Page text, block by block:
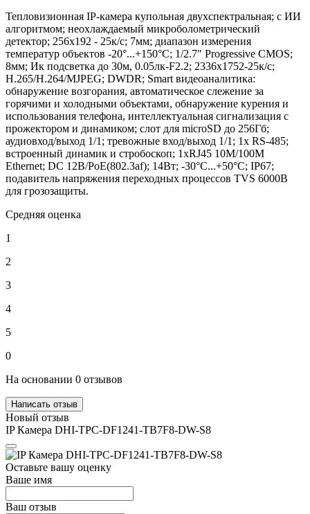
Тепловизионная IP-камера купольная двухспектральная; с ИИ
алгоритмом; неохлаждаемый микроболометрический
детектор; 256х192 - 25к/с; 7мм; диапазон измерения
температур объектов -20°...+150°C; 1/2.7" Progressive CMOS;
8мм; Ик подсветка до 30м, 0.05лк-F2.2; 2336х1752-25к/с;
H.265/H.264/MJPEG; DWDR; Smart видеоаналитика:
обнаружение возгорания, автоматическое слежение за
горячими и холодными объектами, обнаружение курения и
использования телефона, интеллектуальная сигнализация с
прожектором и динамиком; слот для microSD до 256Гб;
аудиовход/выход 1/1; тревожные вход/выход 1/1; 1х RS-485;
встроенный динамик и стробоскоп; 1xRJ45 10M/100M
Ethernet; DC 12В/PoE(802.3af); 14Вт; -30°C...+50°C; IP67;
подавитель напряжения переходных процессов TVS 6000B
для грозозащиты.
Средняя оценка
1
2
3
4
5
0
На основании 0 отзывов
Написать отзыв
Новый отзыв
IP Камера DHI-TPC-DF1241-TB7F8-DW-S8
Оставьте вашу оценку
Ваше имя
Ваш отзыв